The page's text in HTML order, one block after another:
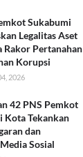
Sukabumi
Legalitas Aset
Rakor Pertanahan
Korupsi
2026
42 PNS Pemkot
Kota Tekankan
dan
Sosial